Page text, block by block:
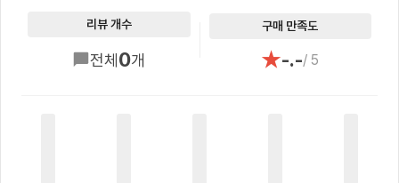
리뷰 개수
전체0개
구매 만족도
★-.-/ 5